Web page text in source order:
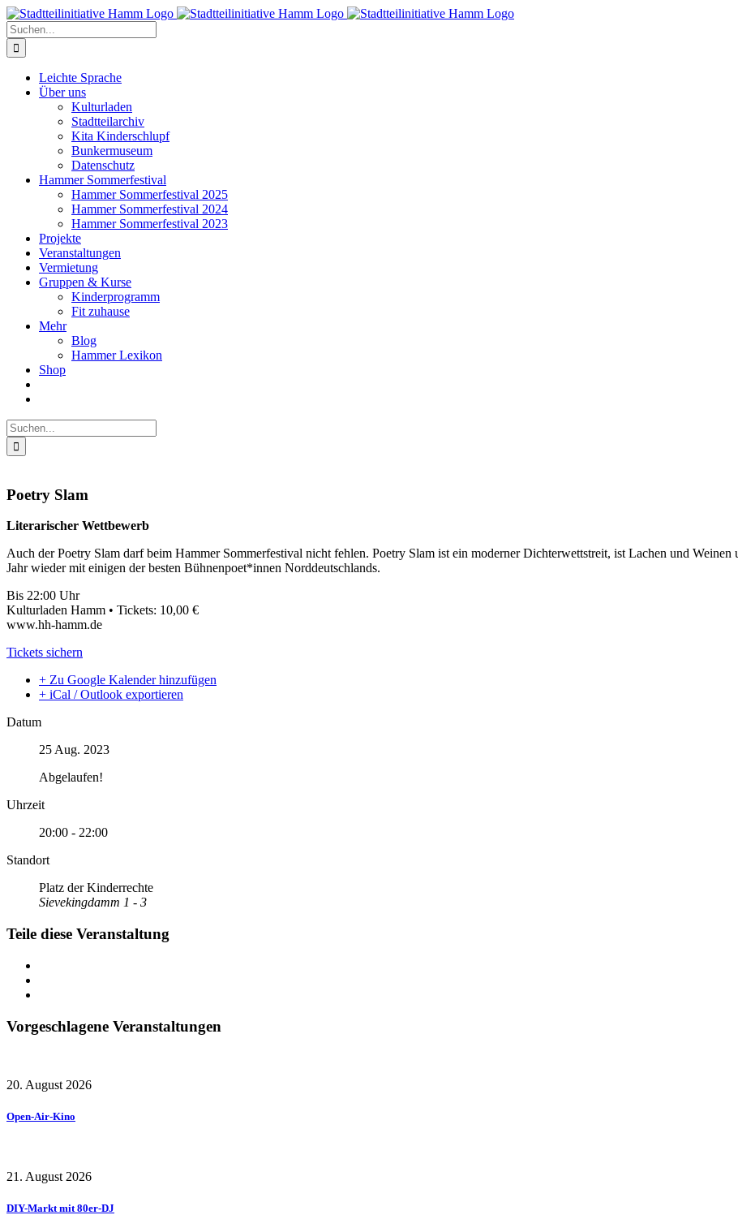
Zum
Inhalt
springen
Suche
nach:
Leichte Sprache
Über uns
Kulturladen
Stadtteilarchiv
Kita Kinderschlupf
Bunkermuseum
Datenschutz
Hammer Sommerfestival
Hammer Sommerfestival 2025
Hammer Sommerfestival 2024
Hammer Sommerfestival 2023
Projekte
Veranstaltungen
Vermietung
Gruppen & Kurse
Kinderprogramm
Fit zuhause
Mehr
Blog
Hammer Lexikon
Shop
Suche
nach:
Poetry Slam
Literarischer Wettbewerb
Auch der Poetry Slam darf beim Hammer Sommerfestival nicht fehlen. Poetry Slam ist ein moderner Dichterwettstreit, ist Lachen und Weinen
Jahr wieder mit einigen der besten Bühnenpoet*innen Norddeutschlands.
Bis 22:00 Uhr
Kulturladen Hamm • Tickets: 10,00 €
www.hh-hamm.de
Tickets sichern
+ Zu Google Kalender hinzufügen
+ iCal / Outlook exportieren
Datum
25 Aug. 2023
Abgelaufen!
Uhrzeit
20:00 - 22:00
Standort
Platz der Kinderrechte
Sievekingdamm 1 - 3
Teile diese Veranstaltung
Vorgeschlagene Veranstaltungen
20. August 2026
Open-Air-Kino
21. August 2026
DIY-Markt mit 80er-DJ